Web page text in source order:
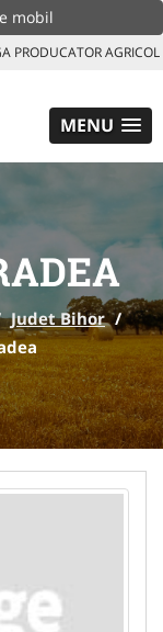
mobil
PRODUCATOR AGRICOL
MENU
Judet Bihor /